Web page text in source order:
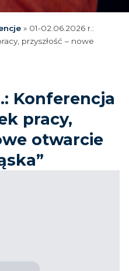
» 01-02.06.2026 r.:
przyszłość – nowe
Konferencja
pracy,
otwarcie